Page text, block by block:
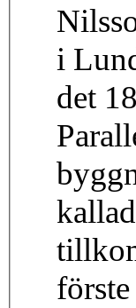
i
det